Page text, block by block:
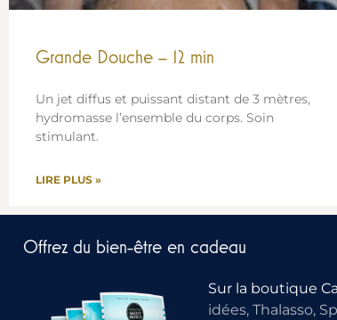
Grande Douche – 12 min
Un jet diffus et puissant distant de 3 mètres,
hydromasse l’ensemble du corps. Soin
stimulant.
LIRE PLUS »
Offrez du bien-être en cadeau
Sur la boutique
idées, Thalasso,